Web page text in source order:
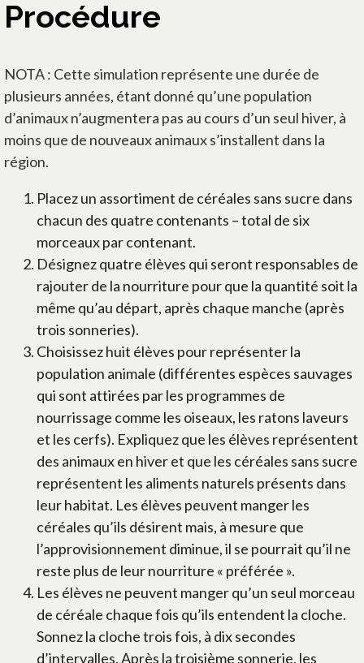
Procédure
NOTA : Cette simulation représente une durée de
plusieurs années, étant donné qu’une population
d’animaux n’augmentera pas au cours d’un seul hiver, à
moins que de nouveaux animaux s’installent dans la
région.
Placez un assortiment de céréales sans sucre dans
chacun des quatre contenants – total de six
morceaux par contenant.
Désignez quatre élèves qui seront responsables de
rajouter de la nourriture pour que la quantité soit la
même qu’au départ, après chaque manche (après
trois sonneries).
Choisissez huit élèves pour représenter la
population animale (différentes espèces sauvages
qui sont attirées par les programmes de
nourrissage comme les oiseaux, les ratons laveurs
et les cerfs). Expliquez que les élèves représentent
des animaux en hiver et que les céréales sans sucre
représentent les aliments naturels présents dans
leur habitat. Les élèves peuvent manger les
céréales qu’ils désirent mais, à mesure que
l’approvisionnement diminue, il se pourrait qu’il ne
reste plus de leur nourriture « préférée ».
Les élèves ne peuvent manger qu’un seul morceau
de céréale chaque fois qu’ils entendent la cloche.
Sonnez la cloche trois fois, à dix secondes
d’intervalles. Après la troisième sonnerie, les